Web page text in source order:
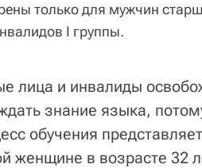
только для мужчин
I группы.
лица и инвалиды
знание языка,
обучения
женщине в возрасте 32